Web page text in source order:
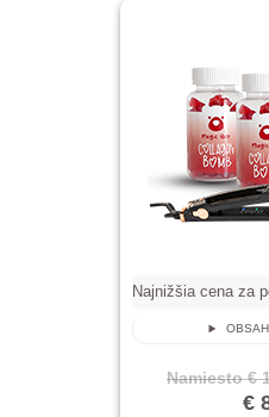
Najnižšia cena za
Namiesto €
€